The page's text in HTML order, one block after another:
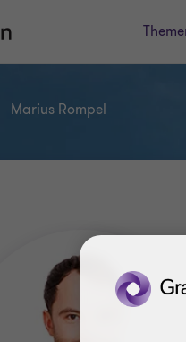
Marius Rompel